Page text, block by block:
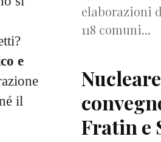
e
il
elaborazioni
118 comuni...
Fratin e